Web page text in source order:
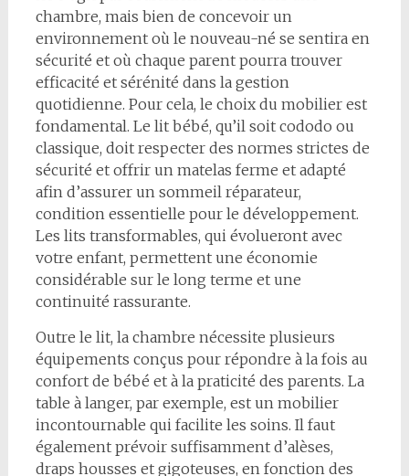
chambre, mais bien de concevoir un
environnement où le nouveau-né se sentira en
sécurité et où chaque parent pourra trouver
efficacité et sérénité dans la gestion
quotidienne. Pour cela, le choix du mobilier est
fondamental. Le lit bébé, qu’il soit cododo ou
classique, doit respecter des normes strictes de
sécurité et offrir un matelas ferme et adapté
afin d’assurer un sommeil réparateur,
condition essentielle pour le développement.
Les lits transformables, qui évolueront avec
votre enfant, permettent une économie
considérable sur le long terme et une
continuité rassurante.
Outre le lit, la chambre nécessite plusieurs
équipements conçus pour répondre à la fois au
confort de bébé et à la praticité des parents. La
table à langer, par exemple, est un mobilier
incontournable qui facilite les soins. Il faut
également prévoir suffisamment d’alèses,
draps housses et gigoteuses, en fonction des